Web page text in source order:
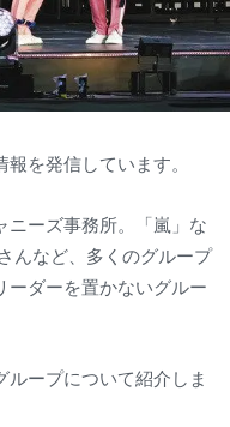
を発信しています。
ニーズ事務所。「嵐」な
んなど、多くのグループ
ーダーを置かないグルー
ループについて紹介しま